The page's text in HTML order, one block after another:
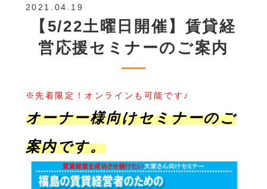
2021.04.19
【5/22土曜日開催】賃貸経
営応援セミナーのご案内
※先着限定！オンラインも可能です♪
オーナー様向けセミナーのご
案内です。